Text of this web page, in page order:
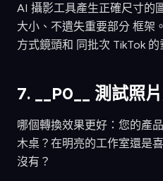
AI 攝影工具產生正確尺寸的
大小、不遺失重要部分 框架
方式鏡頭和 同批次 TikTok 的
7. __​​P0__ 測試照
哪個轉換效果更好：您的產
木桌？在明亮的工作室還是
沒有？